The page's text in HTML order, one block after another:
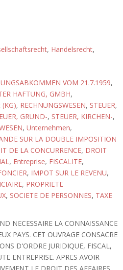
, Handelsrecht,
VOM 21.7.1959,
HAFTUNG, GMBH,
, RECHNUNGSWESEN, STEUER,
GRUND-, STEUER, KIRCHEN-,
, Unternehmen,
SUR LA DOUBLE IMPOSITION
DE LA CONCURRENCE, DROIT
, Entreprise, FISCALITE,
, IMPOT SUR LE REVENU,
, PROPRIETE
, SOCIETE DE PERSONNES, TAXE
NECESSAIRE LA CONNAISSANCE
PAYS. CET OUVRAGE CONSACRE
D'ORDRE JURIDIQUE, FISCAL,
ENTREPRISE. APRES AVOIR